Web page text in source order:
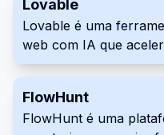
construção rápida.
aprimorada entre as
Lovable
Lovable é uma
web com IA que
aplicações web. Ele
suporta o
útil tanto para
FlowHunt
FlowHunt é uma